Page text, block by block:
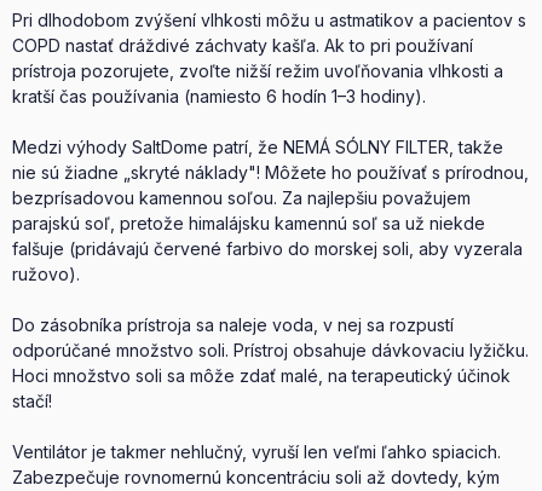
Pri dlhodobom zvýšení vlhkosti môžu u astmatikov a pacientov s
COPD nastať dráždivé záchvaty kašľa. Ak to pri používaní
prístroja pozorujete, zvoľte nižší režim uvoľňovania vlhkosti a
kratší čas používania (namiesto 6 hodín 1–3 hodiny).
Medzi výhody SaltDome patrí, že NEMÁ SÓLNY FILTER, takže
nie sú žiadne „skryté náklady"! Môžete ho používať s prírodnou,
bezprísadovou kamennou soľou. Za najlepšiu považujem
parajskú soľ, pretože himalájsku kamennú soľ sa už niekde
falšuje (pridávajú červené farbivo do morskej soli, aby vyzerala
ružovo).
Do zásobníka prístroja sa naleje voda, v nej sa rozpustí
odporúčané množstvo soli. Prístroj obsahuje dávkovaciu lyžičku.
Hoci množstvo soli sa môže zdať malé, na terapeutický účinok
stačí!
Ventilátor je takmer nehlučný, vyruší len veľmi ľahko spiacich.
Zabezpečuje rovnomernú koncentráciu soli až dovtedy, kým